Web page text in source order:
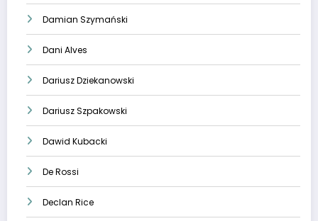
Damian Szymański
Dani Alves
Dariusz Dziekanowski
Dariusz Szpakowski
Dawid Kubacki
De Rossi
Declan Rice